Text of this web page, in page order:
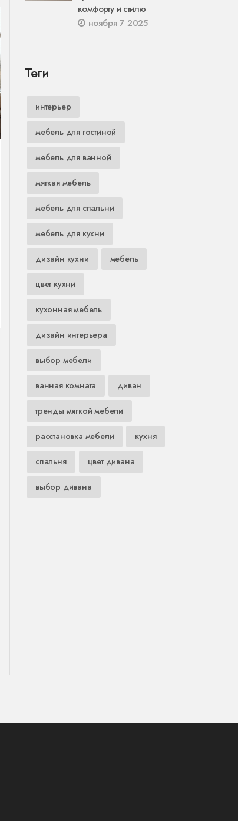
комфорту и стилю
ноября 7 2025
Теги
интерьер
мебель для гостиной
мебель для ванной
мягкая мебель
мебель для спальни
мебель для кухни
дизайн кухни мебель
цвет кухни
кухонная мебель
дизайн интерьера
выбор мебели
ванная комната диван
тренды мягкой мебели
расстановка мебели кухня
спальня цвет дивана
выбор дивана